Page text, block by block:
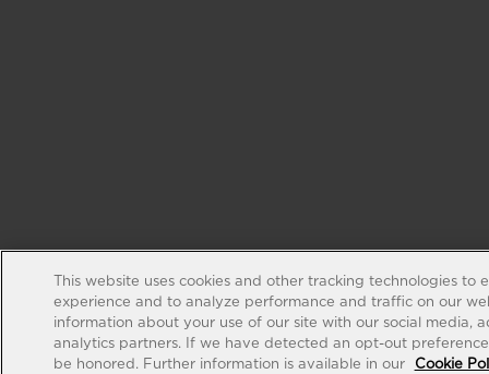
This website uses cookies and other tracking technologies to
experience and to analyze performance and traffic on our
information about your use of our site with our social media,
analytics partners. If we have detected an opt-out
be honored. Further information is available in our
Cookie